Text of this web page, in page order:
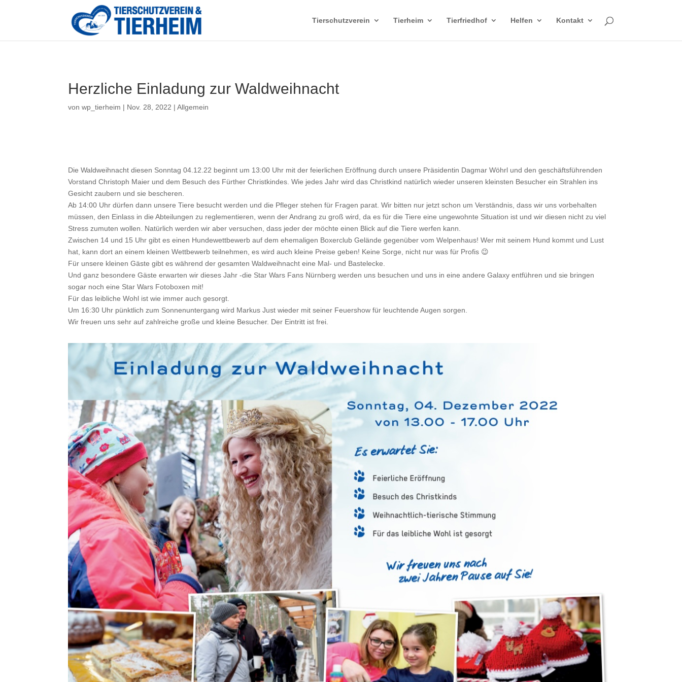
Tierschutzverein Tierheim Tierfriedhof Helfen Kontakt
Herzliche Einladung zur Waldweihnacht
vonwp_tierheim | Nov. 28, 2022 |Allgemein
Die Waldweihnacht diesen Sonntag 04.12.22 beginnt um 13:00 Uhr mit der feierlichen Eröffnung durch unsere Präsidentin Dagmar Wöhrl und den geschäftsführenden
Vorstand Christoph Maier und dem Besuch des Fürther Christkindes. Wie jedes Jahr wird das Christkind natürlich wieder unseren kleinsten Besucher ein Strahlen ins
Gesicht zaubern und sie bescheren.
Ab 14:00 Uhr dürfen dann unsere Tiere besucht werden und die Pfleger stehen für Fragen parat. Wir bitten nur jetzt schon um Verständnis, dass wir uns vorbehalten
müssen, den Einlass in die Abteilungen zu reglementieren, wenn der Andrang zu groß wird, da es für die Tiere eine ungewohnte Situation ist und wir diesen nicht zu viel
Stress zumuten wollen. Natürlich werden wir aber versuchen, dass jeder der möchte einen Blick auf die Tiere werfen kann.
Zwischen 14 und 15 Uhr gibt es einen Hundewettbewerb auf dem ehemaligen Boxerclub Gelände gegenüber vom Welpenhaus! Wer mit seinem Hund kommt und Lust
hat, kann dort an einem kleinen Wettbewerb teilnehmen, es wird auch kleine Preise geben! Keine Sorge, nicht nur was für Profis 😉
Für unsere kleinen Gäste gibt es während der gesamten Waldweihnacht eine Mal- und Bastelecke.
Und ganz besondere Gäste erwarten wir dieses Jahr -die Star Wars Fans Nürnberg werden uns besuchen und uns in eine andere Galaxy entführen und sie bringen
sogar noch eine Star Wars Fotoboxen mit!
Für das leibliche Wohl ist wie immer auch gesorgt.
Um 16:30 Uhr pünktlich zum Sonnenuntergang wird Markus Just wieder mit seiner Feuershow für leuchtende Augen sorgen.
Wir freuen uns sehr auf zahlreiche große und kleine Besucher. Der Eintritt ist frei.